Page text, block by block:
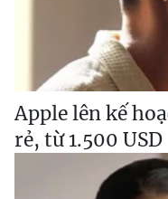
Apple lên kế
rẻ, từ 1.500 USD